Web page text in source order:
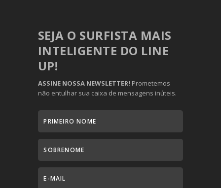
SEJA O SURFISTA MAIS
INTELIGENTE DO LINE
UP!
ASSINE NOSSA NEWSLETTER! Prometemos
não entulhar sua caixa de mensagens inúteis.